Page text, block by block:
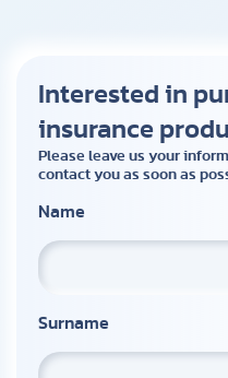
Interested in
insurance
Please leave us your
contact you as soon as
Name
Surname